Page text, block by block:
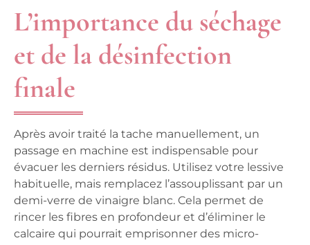
L’importance du séchage
et de la désinfection
finale
Après avoir traité la tache manuellement, un
passage en machine est indispensable pour
évacuer les derniers résidus. Utilisez votre lessive
habituelle, mais remplacez l’assouplissant par un
demi-verre de vinaigre blanc. Cela permet de
rincer les fibres en profondeur et d’éliminer le
calcaire qui pourrait emprisonner des micro-